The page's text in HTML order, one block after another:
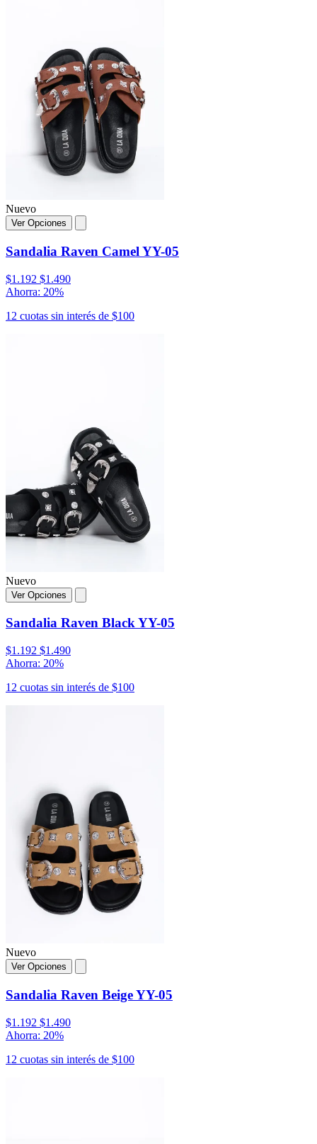
Nuevo
Ver Opciones
Sandalia Raven Camel YY-05
$1.192 $1.490
Ahorra: 20%
12 cuotas sin interés de $100
Nuevo
Ver Opciones
Sandalia Raven Black YY-05
$1.192 $1.490
Ahorra: 20%
12 cuotas sin interés de $100
Nuevo
Ver Opciones
Sandalia Raven Beige YY-05
$1.192 $1.490
Ahorra: 20%
12 cuotas sin interés de $100